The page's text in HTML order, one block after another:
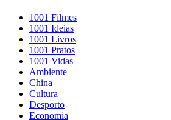
1001 Filmes
1001 Ideias
1001 Livros
1001 Pratos
1001 Vidas
Ambiente
China
Cultura
Desporto
Economia